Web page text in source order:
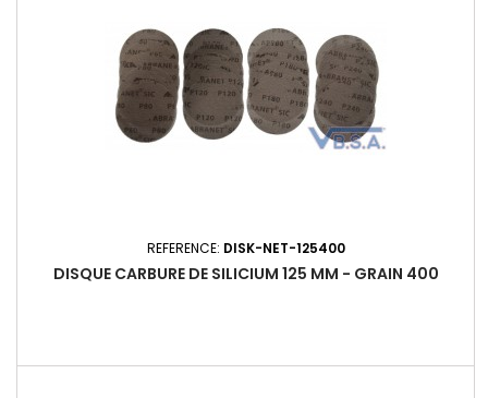
REFERENCE: DISK-NET-125400
DISQUE CARBURE DE SILICIUM 125 MM - GRAIN 400